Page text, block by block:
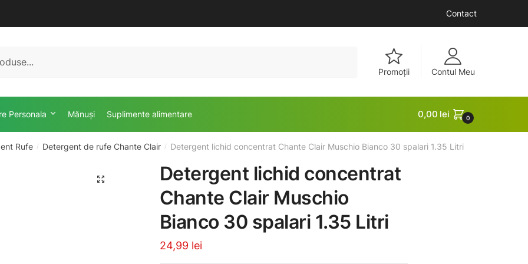
Contact
Promoții Contul Meu
Personala Mănuși Suplimente alimentare 0,00 lei 0
Rufe / Detergent de rufe Chante Clair / Detergent lichid concentrat Chante Clair Muschio Bianco 30 spalari 1.35 Litri
🔍
Detergent lichid concentrat
Chante Clair Muschio
Bianco 30 spalari 1.35 Litri
24,99 lei